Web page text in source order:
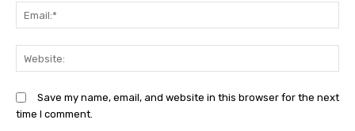
Save my name, email, and website in this browser for the next
time I comment.